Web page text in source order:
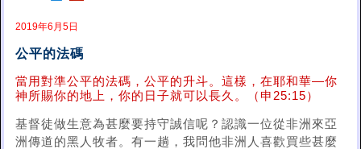
2019年6月5日
公平的法碼
當用對準公平的法碼，公平的升斗。這樣，在耶和華—你
神所賜你的地上，你的日子就可以長久。（申25:15）
基督徒做生意為甚麼要持守誠信呢？認識一位從非洲來亞
洲傳道的黑人牧者。有一趟，我問他非洲人喜歡買些甚麼